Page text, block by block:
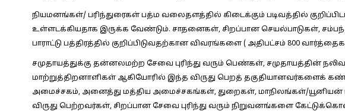
நியமனங்கள்/ பரிந்துரைகள் பத்ம வலைதளத்தில் கிடைக்கும் படிவத்தில்
உள்ளடக்கியதாக இருக்க வேண்டும். சாதனைகள், சிறப்பான செயல்பாடுகள்,
பாராட்டு பத்திரத்தில் குறிப்பிடுவதற்கான விவரங்களை ( அதிபட்சம் 800
சமுதாயத்துக்கு தன்னலமற்ற சேவை புரிந்து வரும் பெண்கள், சமுதாயத்தின்
மாற்றுத்திறனாளிகள் ஆகியோரில் இந்த விருது பெறத் தகுதியானவர்களைக்
அமைச்சகம், அனைத்து மத்திய அமைச்சகங்கள், துறைகள், மாநிலங்கள்/யூனியன்
விருது பெற்றவர்கள், சிறப்பான சேவை புரிந்து வரும் நிறுவனங்களை